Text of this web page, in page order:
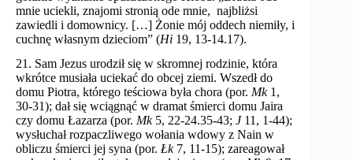
mnie uciekli, znajomi stronią ode mnie, najbliżsi
zawiedli i domownicy. […] Żonie mój oddech niemiły, i
cuchnę własnym dzieciom” (Hi 19, 13-14.17).
21. Sam Jezus urodził się w skromnej rodzinie, która
wkrótce musiała uciekać do obcej ziemi. Wszedł do
domu Piotra, którego teściowa była chora (por. Mk 1,
30-31); dał się wciągnąć w dramat śmierci domu Jaira
czy domu Łazarza (por. Mk 5, 22-24.35-43; J11, 1-44);
wysłuchał rozpaczliwego wołania wdowy z Nain w
obliczu śmierci jej syna (por. Łk 7, 11-15); zareagował